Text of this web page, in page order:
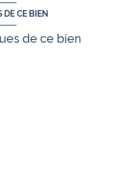
DE CE BIEN
de ce bien